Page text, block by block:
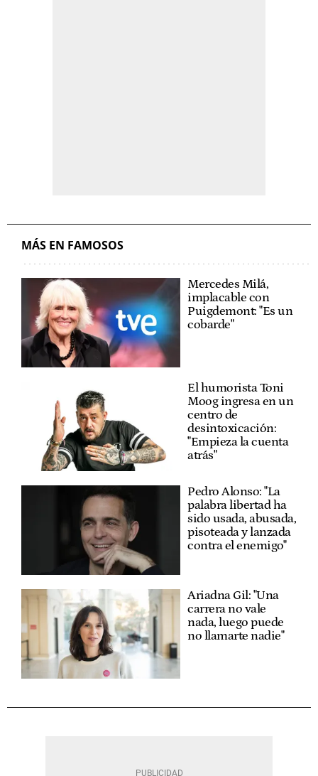
MÁS EN FAMOSOS
Mercedes Milá,
implacable con
Puigdemont: "Es un
cobarde"
El humorista Toni
Moog ingresa en un
centro de
desintoxicación:
"Empieza la cuenta
atrás"
Pedro Alonso: "La
palabra libertad ha
sido usada, abusada,
pisoteada y lanzada
contra el enemigo"
Ariadna Gil: "Una
carrera no vale
nada, luego puede
no llamarte nadie"